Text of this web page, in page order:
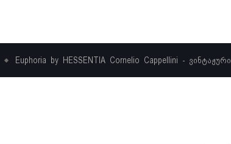
Euphoria by HESSENTIA Cornelio Cappellini -